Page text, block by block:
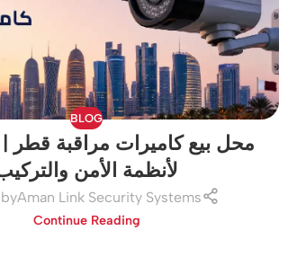
BLOG
محل بيع كاميرات مراقبة قطر |
لأنظمة الأمن
Aman Link Security Systems
Continue Reading